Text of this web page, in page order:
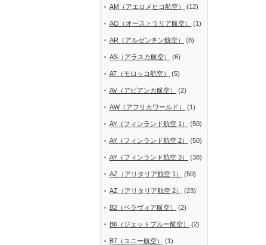
AM（アエロメヒコ航空） (12)
AO（オーストラリア航空） (1)
AR（アルゼンチン航空） (8)
AS（アラスカ航空） (6)
AT（モロッコ航空） (5)
AV（アビアンカ航空） (2)
AW（アフリカワールド） (1)
AY（フィンランド航空 1） (50)
AY（フィンランド航空 2） (50)
AY（フィンランド航空 3） (38)
AZ（アリタリア航空 1） (50)
AZ（アリタリア航空 2） (23)
B2（ベラヴィア航空） (2)
B6（ジェットブルー航空） (2)
B7（ユニー航空） (1)